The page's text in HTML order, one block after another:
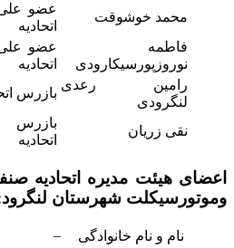
محمد خوشوقت
عضو
اتحادیه
فاطمه
نوروزپورسیکارودی
عضو
اتحادیه
رامین رعدی
لنگرودی
بازرس
نقی زریان
بازرس
اتحادیه
اعضای هیئت مدیره اتحاديه
وموتورسیکلت شهرستان
نام و نام خانوادگی –